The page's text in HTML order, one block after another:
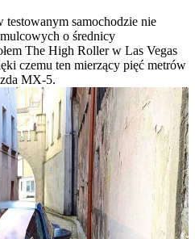
samochodzie nie
o średnicy
The High Roller w Las Vegas
czemu ten mierzący pięć metrów
MX-5.